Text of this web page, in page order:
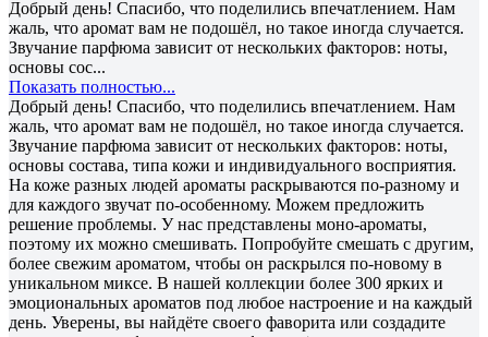
Добрый день! Спасибо, что поделились впечатлением. Нам
жаль, что аромат вам не подошёл, но такое иногда случается.
Звучание парфюма зависит от нескольких факторов: ноты,
основы сос...
Показать полностью...
Добрый день! Спасибо, что поделились впечатлением. Нам
жаль, что аромат вам не подошёл, но такое иногда случается.
Звучание парфюма зависит от нескольких факторов: ноты,
основы состава, типа кожи и индивидуального восприятия.
На коже разных людей ароматы раскрываются по-разному и
для каждого звучат по-особенному. Можем предложить
решение проблемы. У нас представлены моно-ароматы,
поэтому их можно смешивать. Попробуйте смешать с другим,
более свежим ароматом, чтобы он раскрылся по-новому в
уникальном миксе. В нашей коллекции более 300 ярких и
эмоциональных ароматов под любое настроение и на каждый
день. Уверены, вы найдёте своего фаворита или создадите